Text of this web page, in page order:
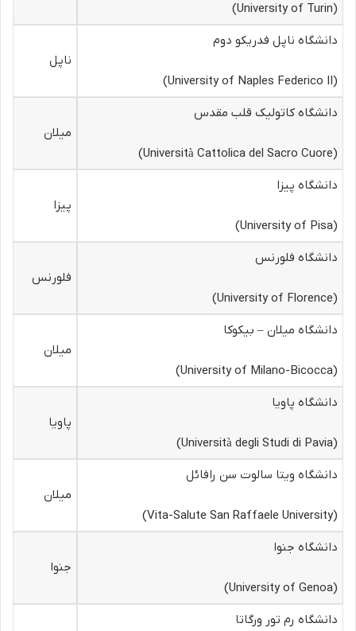
(University of Turin)
دانشگاه ناپل فدریکو دوم
(University of Naples Federico II)
ناپل
دانشگاه کاتولیک قلب مقدس
(Università Cattolica del Sacro Cuore)
میلان
دانشگاه پیزا
(University of Pisa)
پیزا
دانشگاه فلورنس
(University of Florence)
فلورنس
دانشگاه میلان – بیکوکا
(University of Milano-Bicocca)
میلان
دانشگاه پاویا
(Università degli Studi di Pavia)
پاویا
دانشگاه ویتا سالوت سن رافائل
(Vita-Salute San Raffaele University)
میلان
دانشگاه جنوا
(University of Genoa)
جنوا
دانشگاه رم تور ورگاتا